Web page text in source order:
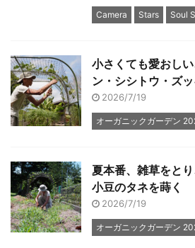
Camera Stars Soul
小さくても愛おし
ン・シシトウ・ズ
2026/7/19
オーガニックガーデン
夏本番、雑草をと
小豆のタネを蒔く
2026/7/19
オーガニックガーデン